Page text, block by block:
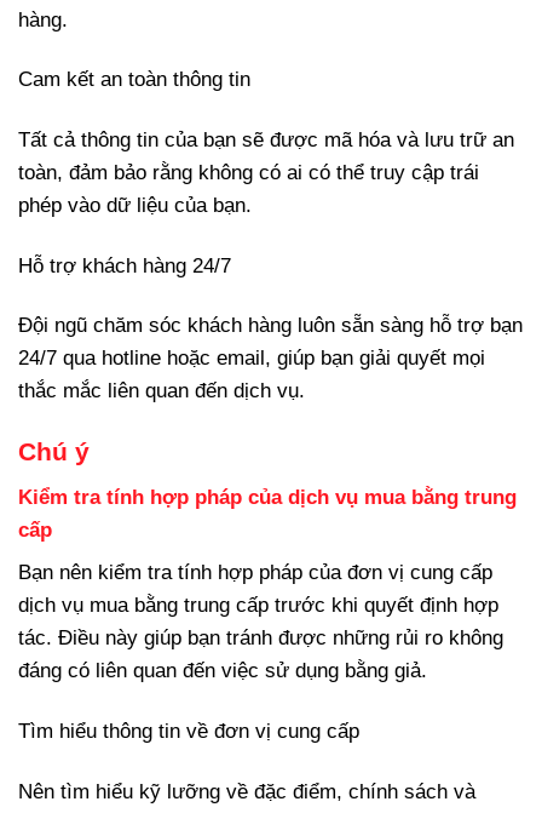
hàng.
Cam kết an toàn thông tin
Tất cả thông tin của bạn sẽ được mã hóa và lưu trữ an
toàn, đảm bảo rằng không có ai có thể truy cập trái
phép vào dữ liệu của bạn.
Hỗ trợ khách hàng 24/7
Đội ngũ chăm sóc khách hàng luôn sẵn sàng hỗ trợ bạn
24/7 qua hotline hoặc email, giúp bạn giải quyết mọi
thắc mắc liên quan đến dịch vụ.
Chú ý
Kiểm tra tính hợp pháp của dịch vụ mua bằng trung
cấp
Bạn nên kiểm tra tính hợp pháp của đơn vị cung cấp
dịch vụ mua bằng trung cấp trước khi quyết định hợp
tác. Điều này giúp bạn tránh được những rủi ro không
đáng có liên quan đến việc sử dụng bằng giả.
Tìm hiểu thông tin về đơn vị cung cấp
Nên tìm hiểu kỹ lưỡng về đặc điểm, chính sách và